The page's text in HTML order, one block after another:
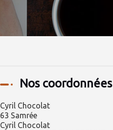
Nos coordonnées
Cyril Chocolat
63 Samrée
Cyril Chocolat